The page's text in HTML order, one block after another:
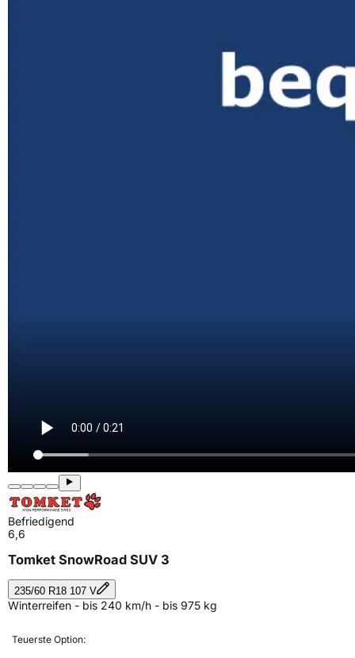
Befriedigend
6,6
Tomket SnowRoad SUV 3
235/60 R18 107 V
Winterreifen - bis 240 km/h - bis 975 kg
Teuerste Option: